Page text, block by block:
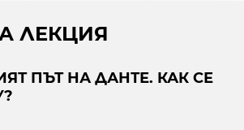
ЛЕКЦИЯ
ПЪТ НА ДАНТЕ. КАК СЕ